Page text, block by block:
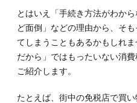
とはいえ「手続き方法がわか
ど面倒」などの理由から、そ
てしまうこともあるかもしれ
だから」ではもったいない消
ご紹介します。
たとえば、街中の免税店で買